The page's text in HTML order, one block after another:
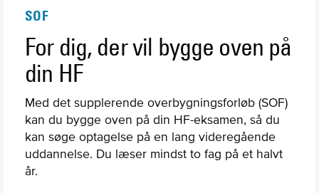
SOF
For dig, der vil bygge oven på
din HF
Med det supplerende overbygningsforløb (SOF)
kan du bygge oven på din HF-eksamen, så du
kan søge optagelse på en lang videregående
uddannelse. Du læser mindst to fag på et halvt
år.